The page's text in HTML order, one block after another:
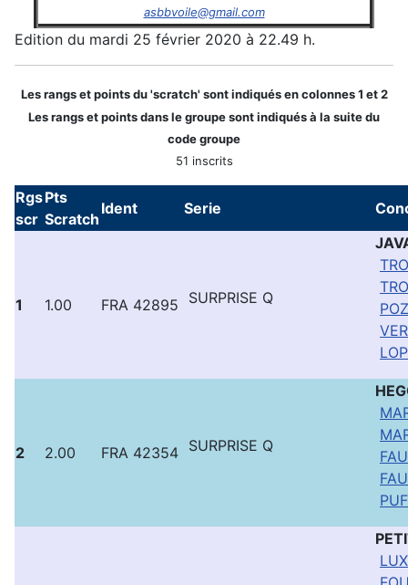
asbbvoile@gmail.com
Edition du mardi 25 février 2020 à 22.49 h.
Les rangs et points du 'scratch' sont indiqués en colonnes 1 et 2
Les rangs et points dans le groupe sont indiqués à la suite du
code groupe
51 inscrits
Rgs
scr
Pts
Scratch
Ident Serie
1 1.00 FRA 42895 SURPRISE Q
2 2.00 FRA 42354 SURPRISE Q